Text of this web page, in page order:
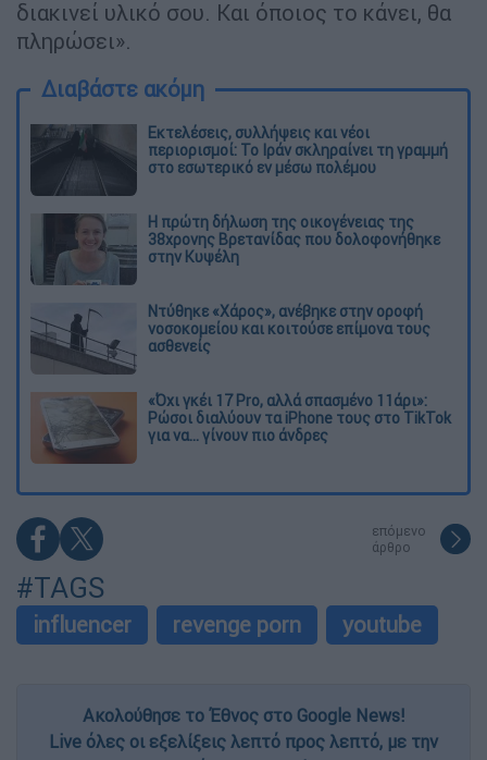
διακινεί υλικό σου. Και όποιος το κάνει, θα
πληρώσει».
Διαβάστε ακόμη
Εκτελέσεις, συλλήψεις και νέοι
περιορισμοί: Το Ιράν σκληραίνει τη γραμμή
στο εσωτερικό εν μέσω πολέμου
Η πρώτη δήλωση της οικογένειας της
38χρονης Βρετανίδας που δολοφονήθηκε
στην Κυψέλη
Ντύθηκε «Χάρος», ανέβηκε στην οροφή
νοσοκομείου και κοιτούσε επίμονα τους
ασθενείς
«Όχι γκέι 17 Pro, αλλά σπασμένο 11άρι»:
Ρώσοι διαλύουν τα iPhone τους στο TikTok
για να... γίνουν πιο άνδρες
επόμενο
άρθρο
#TAGS
influencer revenge porn youtube
Ακολούθησε το Έθνος στο Google News!
Live όλες οι εξελίξεις λεπτό προς λεπτό, με την